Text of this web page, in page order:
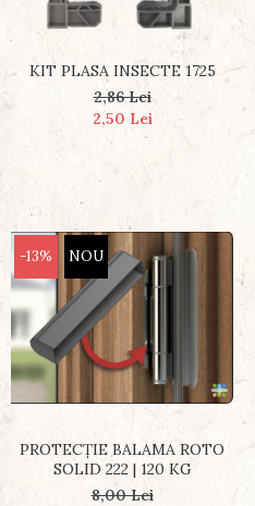
KIT PLASA INSECTE 1725
2,86 Lei
2,50 Lei
-13% NOU
PROTECȚIE BALAMA ROTO
SOLID 222 | 120 KG
8,00 Lei